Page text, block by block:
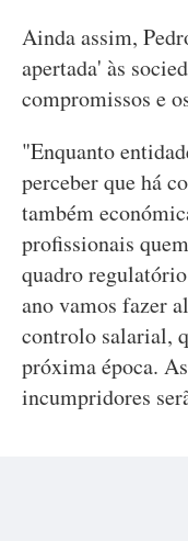
Ainda assim,
apertada' às
compromissos e
"Enquanto
perceber que há
também
profissionais
quadro
ano vamos fazer
controlo salarial,
próxima época.
incumpridores